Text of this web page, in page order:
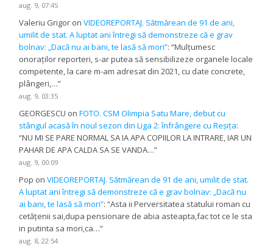
aug. 9, 07:45
Valeriu Grigor onVIDEOREPORTAJ. Sătmărean de 91 de ani,
umilit de stat. A luptat ani întregi să demonstreze că e grav
bolnav: „Dacă nu ai bani, te lasă să mori”: “Mulțumesc
onoraților reporteri, s-ar putea să sensibilizeze organele locale
competente, la care m-am adresat din 2021, cu date concrete,
plângeri,…”
aug. 9, 03:35
GEORGESCU onFOTO. CSM Olimpia Satu Mare, debut cu
stângul acasă în noul sezon din Liga 2: înfrângere cu Reșița:
“NU MI SE PARE NORMAL SA IA APA COPIILOR LA INTRARE, IAR UN
PAHAR DE APA CALDA SA SE VANDA…”
aug. 9, 00:09
Pop onVIDEOREPORTAJ. Sătmărean de 91 de ani, umilit de stat.
A luptat ani întregi să demonstreze că e grav bolnav: „Dacă nu
ai bani, te lasă să mori”: “Asta ii Perversitatea statului roman cu
cetățenii sai,dupa pensionare de abia asteapta,fac tot ce le sta
in putinta sa mori,ca…”
aug. 8, 22:54